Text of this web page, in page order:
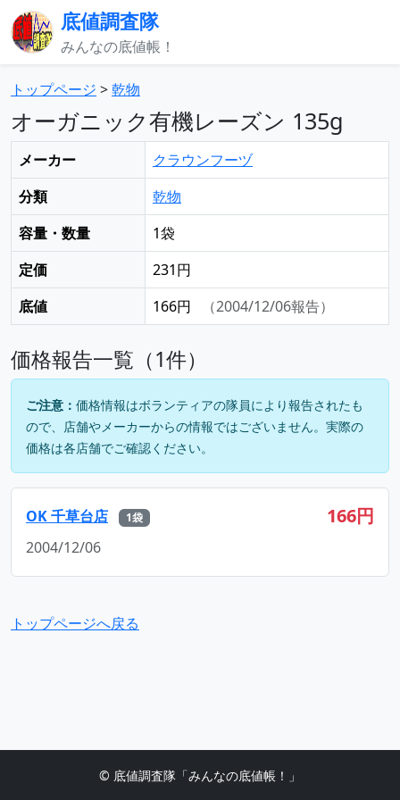
底値調査隊
みんなの底値帳！
トップページ >乾物
オーガニック有機レーズン 135g
メーカー
クラウンフーヅ
分類
乾物
容量・数量
1袋
定価
231円
底値
166円 （2004/12/06報告）
価格報告一覧（1件）
ご注意： 価格情報はボランティアの隊員により報告されたも
ので、店舗やメーカーからの情報ではございません。実際の
価格は各店舗でご確認ください。
OK 千草台店 1袋 166円
2004/12/06
トップページへ戻る
© 底値調査隊「みんなの底値帳！」